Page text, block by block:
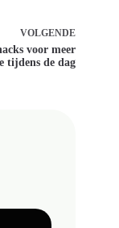
VOLGENDE
voor meer
tijdens de dag